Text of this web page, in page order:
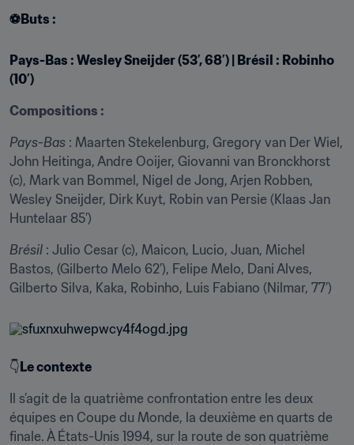
⚽ Buts :
Pays-Bas : Wesley Sneijder (53’, 68’) | Brésil : Robinho
(10’)
Compositions :
Pays-Bas : Maarten Stekelenburg, Gregory van Der Wiel,
John Heitinga, Andre Ooijer, Giovanni van Bronckhorst
(c), Mark van Bommel, Nigel de Jong, Arjen Robben,
Wesley Sneijder, Dirk Kuyt, Robin van Persie (Klaas Jan
Huntelaar 85’)
Brésil : Julio Cesar (c), Maicon, Lucio, Juan, Michel
Bastos, (Gilberto Melo 62’), Felipe Melo, Dani Alves,
Gilberto Silva, Kaka, Robinho, Luis Fabiano (Nilmar, 77’)
👇 Le contexte
Il s’agit de la quatrième confrontation entre les deux
équipes en Coupe du Monde, la deuxième en quarts de
finale. À États-Unis 1994, sur la route de son quatrième